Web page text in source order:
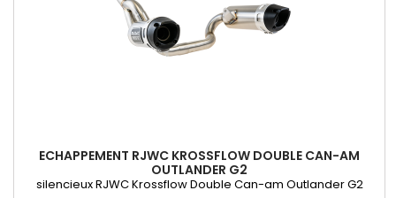
ECHAPPEMENT RJWC KROSSFLOW DOUBLE CAN-AM
OUTLANDER G2
silencieux RJWC Krossflow Double Can-am Outlander G2